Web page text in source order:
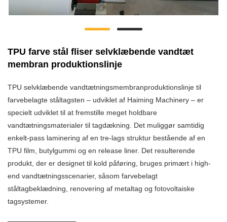
TPU farve stål fliser selvklæbende vandtæt
membran produktionslinje
TPU selvklæbende vandtætningsmembranproduktionslinje til
farvebelagte ståltagsten – udviklet af Haiming Machinery – er
specielt udviklet til at fremstille meget holdbare
vandtætningsmaterialer til tagdækning. Det muliggør samtidig
enkelt-pass laminering af en tre-lags struktur bestående af en
TPU film, butylgummi og en release liner. Det resulterende
produkt, der er designet til kold påføring, bruges primært i high-
end vandtætningsscenarier, såsom farvebelagt
ståltagbeklædning, renovering af metaltag og fotovoltaiske
tagsystemer.